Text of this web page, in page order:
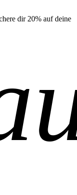
dir 20% auf deine